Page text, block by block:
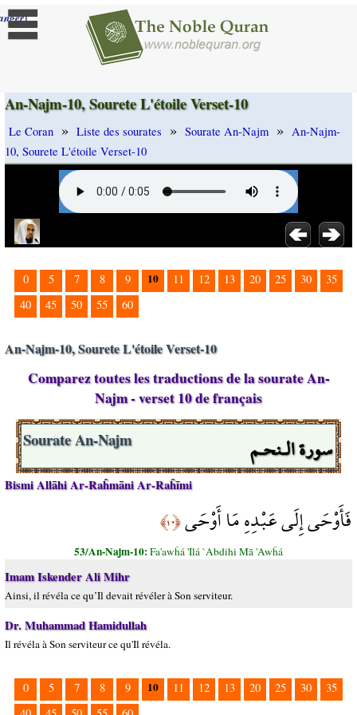
]
An-Najm-10, Sourete L'étoile Verset-10
Le Coran » Liste des sourates » Sourate An-Najm » An-Najm-
10, Sourete L'étoile Verset-10
0 5 7 8 9 10 11 12 13 20 25 30
35
40
45 50 55 60
An-Najm-10, Sourete L'étoile Verset-10
Comparez toutes les traductions de la sourate An-
Najm - verset 10 de français
سورة الـنحـم Sourate An-Najm
Bismi Allāhi Ar-Raĥmāni Ar-Raĥīmi
فَأَوْحَى إِلَى عَبْدِهِ مَا أَوْحَى﴿١٠﴾
53/An-Najm-10:Fa'awĥá 'Ilá `Abdihi Mā 'Awĥá
Imam Iskender Ali Mihr
Ainsi, il révéla ce qu’Il devait révéler à Son serviteur.
Dr. Muhammad Hamidullah
Il révéla à Son serviteur ce qu'Il révéla.
0 5 7 8 9 10 11 12 13 20 25 30
35